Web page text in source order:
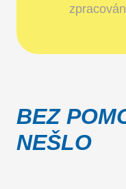
BEZ
NEŠLO